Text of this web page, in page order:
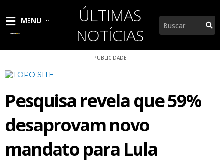
MENU
ÚLTIMAS
NOTÍCIAS
Pesquisar
PUBLICIDADE
Pesquisa revela que 59%
desaprovam novo
mandato para Lula